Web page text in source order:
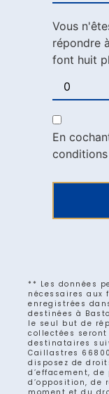
Vous
répondre
font huit
En
** Les données
nécessaires aux
enregistrées
destinées à
le seul but de
collectées
destinataires
Caillastres
disposez de
d’effacement,
d’opposition, de